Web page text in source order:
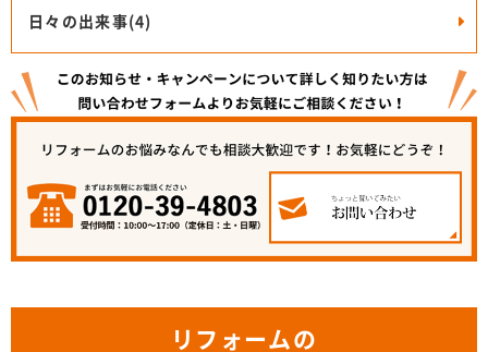
日々の出来事(4)
リフォームの